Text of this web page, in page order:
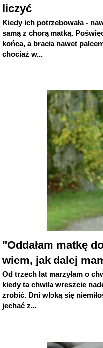
liczyć
Kiedy ich potrzebowała -
samą z chorą matką.
końca, a bracia nawet
chociaż w...
"Oddałam matkę
wiem, jak dalej
Od trzech lat marzyłam o
kiedy ta chwila wreszcie
zrobić. Dni wloką się
jechać z...